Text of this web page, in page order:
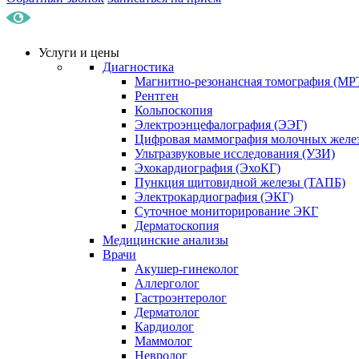
Услуги и цены
Диагностика
Магнитно-резонансная томография
Рентген
Кольпоскопия
Электроэнцефалография (ЭЭГ)
Цифровая маммография молочных
Ультразвуковые исследования (УЗИ)
Эхокардиография (ЭхоКГ)
Пункция щитовидной железы (ТАПБ)
Электрокардиография (ЭКГ)
Суточное мониторирование ЭКГ
Дерматоскопия
Медицинские анализы
Врачи
Акушер-гинеколог
Аллерголог
Гастроэнтеролог
Дерматолог
Кардиолог
Маммолог
Невролог